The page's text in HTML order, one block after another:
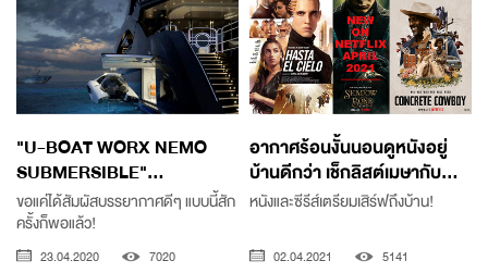
"U-BOAT WORX NEMO
SUBMERSIBLE"...
ขอแค่ได้สัมผัสบรรยากาศดีๆ แบบนี้สัก
ครั้งก็พอแล้ว!
23.04.2020 7020
อากาศร้อนงั้นนอนดูหนังอยู่
บ้านดีกว่า เช็กลิสต์เมษากับ...
หนังและซีรีส์เตรียมเสิร์ฟถึงบ้าน!
02.04.2021 5141